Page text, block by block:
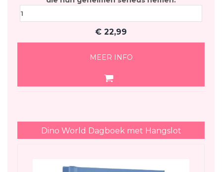
€ 22,99
MEER INFO
Dino World Dagboek met Hangslot